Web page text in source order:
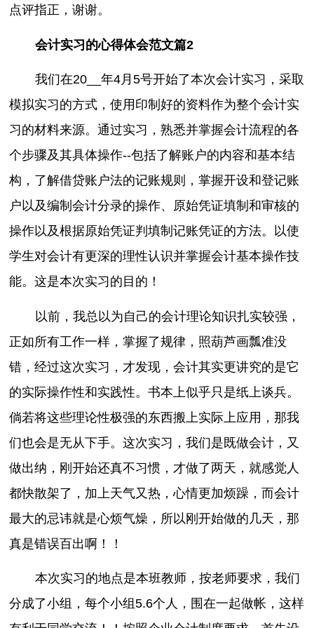
点评指正，谢谢。
会计实习的心得体会范文篇2
我们在20__年4月5号开始了本次会计实习，采取
模拟实习的方式，使用印制好的资料作为整个会计实
习的材料来源。通过实习，熟悉并掌握会计流程的各
个步骤及其具体操作--包括了解账户的内容和基本结
构，了解借贷账户法的记账规则，掌握开设和登记账
户以及编制会计分录的操作、原始凭证填制和审核的
操作以及根据原始凭证判填制记账凭证的方法。以使
学生对会计有更深的理性认识并掌握会计基本操作技
能。这是本次实习的目的！
以前，我总以为自己的会计理论知识扎实较强，
正如所有工作一样，掌握了规律，照葫芦画瓢准没
错，经过这次实习，才发现，会计其实更讲究的是它
的实际操作性和实践性。书本上似乎只是纸上谈兵。
倘若将这些理论性极强的东西搬上实际上应用，那我
们也会是无从下手。这次实习，我们是既做会计，又
做出纳，刚开始还真不习惯，才做了两天，就感觉人
都快散架了，加上天气又热，心情更加烦躁，而会计
最大的忌讳就是心烦气燥，所以刚开始做的几天，那
真是错误百出啊！！
本次实习的地点是本班教师，按老师要求，我们
分成了小组，每个小组5.6个人，围在一起做帐，这样